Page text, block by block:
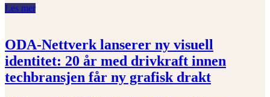
Les mer
ODA-Nettverk lanserer ny visuell
identitet: 20 år med drivkraft innen
techbransjen får ny grafisk drakt